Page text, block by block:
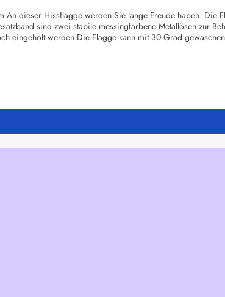
An dieser Hissflagge werden Sie lange Freude haben. Die
sind zwei stabile messingfarbene Metallösen zur
eingeholt werden.Die Flagge kann mit 30 Grad